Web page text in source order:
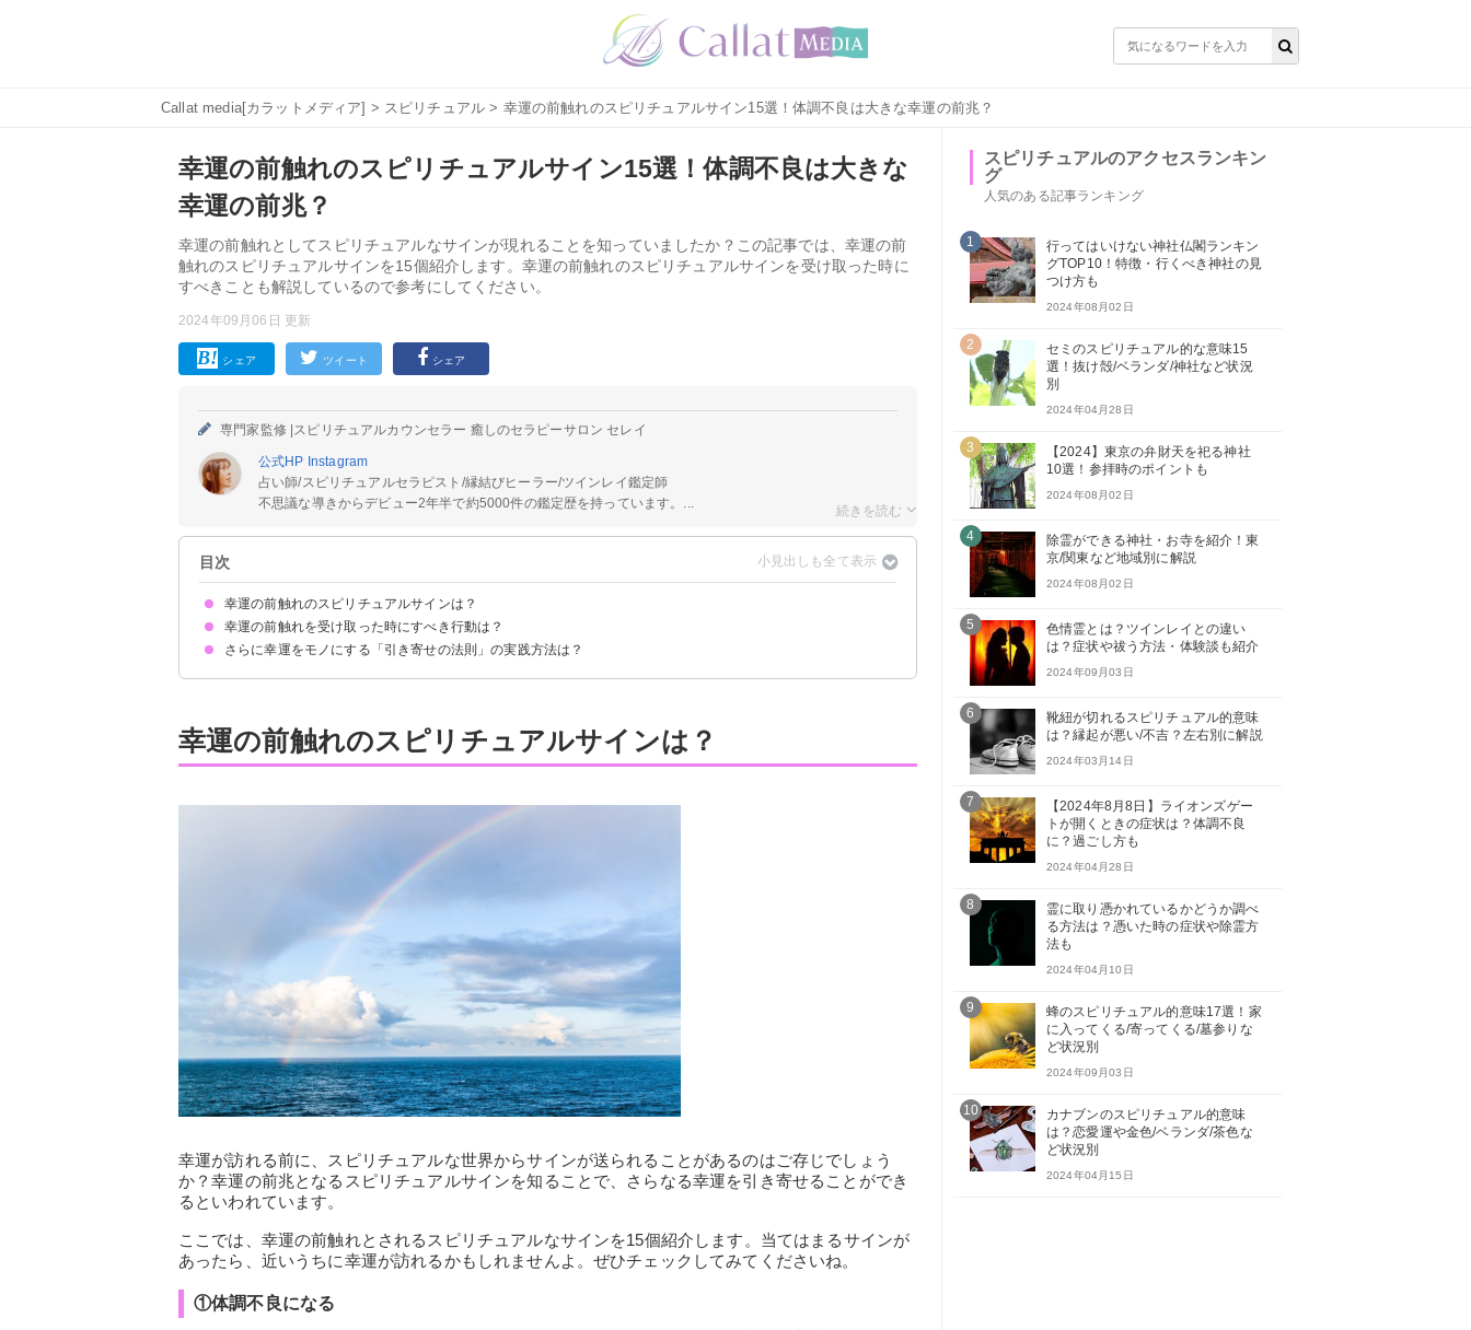
Callat media[カラットメディア] > スピリチュアル > 幸運の前触れのスピリチュアルサイン15選！体調不良は大きな幸運の前兆？
幸運の前触れのスピリチュアルサイン15選！体調不良は大きな
幸運の前兆？
幸運の前触れとしてスピリチュアルなサインが現れることを知っていましたか？この記事では、幸運の前
触れのスピリチュアルサインを15個紹介します。幸運の前触れのスピリチュアルサインを受け取った時に
すべきことも解説しているので参考にしてください。
2024年09月06日 更新
シェア ツイート シェア
専門家監修 | スピリチュアルカウンセラー 癒しのセラピーサロン セレイ
公式HP Instagram
占い師/スピリチュアルセラピスト/縁結びヒーラー/ツインレイ鑑定師
不思議な導きからデビュー2年半で約5000件の鑑定歴を持っています。...
目次
幸運の前触れのスピリチュアルサインは？
①体調不良になる
②ゾロ目・エンジェルナンバーをよく見る
③物が壊れる
④寝ても寝ても眠くなってしまう
⑤爪に白い点ができる
⑥幸運をもたらす動物との出会い
⑦ 虹を見る
⑧直感が冴える
⑨ 心が落ち着いている
⑩行動的になる
⑪感謝の気持ちが湧いてくる
⑫人から褒められる
⑬新しい出会いが増える
⑭暗示的な夢を見る
⑮シンクロニシティが増える
幸運の前触れを受け取った時にすべき行動は？
積極的にやりたいことにチャレンジする
直感に従って行動する
掃除・断捨離するとさらに運気UP
常にポジティブ思考を心がける
さらに幸運をモノにする「引き寄せの法則」の実践方法は？
幸運の前触れのスピリチュアルサインは？
幸運が訪れる前に、スピリチュアルな世界からサインが送られることがあるのはご存じでしょう
か？幸運の前兆となるスピリチュアルサインを知ることで、さらなる幸運を引き寄せることができ
るといわれています。
ここでは、幸運の前触れとされるスピリチュアルなサインを15個紹介します。当てはまるサインが
あったら、近いうちに幸運が訪れるかもしれませんよ。ぜひチェックしてみてくださいね。
①体調不良になる
スピリチュアルのアクセスランキン
グ
人気のある記事ランキング
1
行ってはいけない神社仏閣ランキン
グTOP10！特徴・行くべき神社の見
つけ方も
2024年08月02日
2
セミのスピリチュアル的な意味15
選！抜け殻/ベランダ/神社など状況
別
2024年04月28日
3
【2024】東京の弁財天を祀る神社
10選！参拝時のポイントも
2024年08月02日
4
除霊ができる神社・お寺を紹介！東
京/関東など地域別に解説
2024年08月02日
5
色情霊とは？ツインレイとの違い
は？症状や祓う方法・体験談も紹介
2024年09月03日
6
靴紐が切れるスピリチュアル的意味
は？縁起が悪い/不吉？左右別に解説
2024年03月14日
7
【2024年8月8日】ライオンズゲー
トが開くときの症状は？体調不良
に？過ごし方も
2024年04月28日
8
霊に取り憑かれているかどうか調べ
る方法は？憑いた時の症状や除霊方
法も
2024年04月10日
9
蜂のスピリチュアル的意味17選！家
に入ってくる/寄ってくる/墓参りな
ど状況別
2024年09月03日
10
カナブンのスピリチュアル的意味
は？恋愛運や金色/ベランダ/茶色な
ど状況別
2024年04月15日